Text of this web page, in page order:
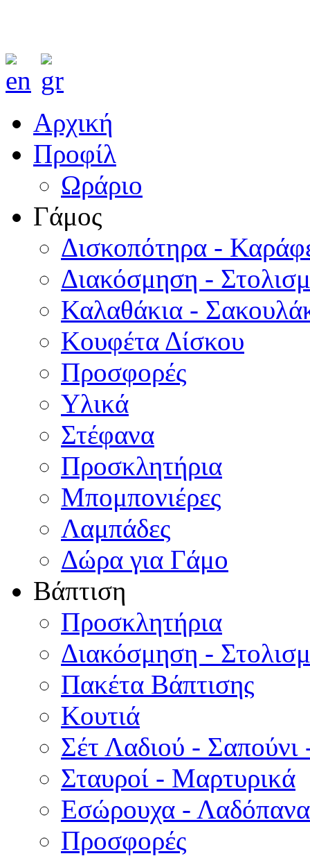
Αρχική
Προφίλ
Ωράριο
Γάμος
Δισκοπότηρα -
Διακόσμηση -
Καλαθάκια -
Κουφέτα Δίσκου
Προσφορές
Υλικά
Στέφανα
Προσκλητήρια
Μπομπονιέρες
Λαμπάδες
Δώρα για Γάμο
Βάπτιση
Προσκλητήρια
Διακόσμηση -
Πακέτα Βάπτισης
Κουτιά
Σέτ Λαδιού - Σαπούνι
Σταυροί - Μαρτυρικά
Εσώρουχα -
Προσφορές